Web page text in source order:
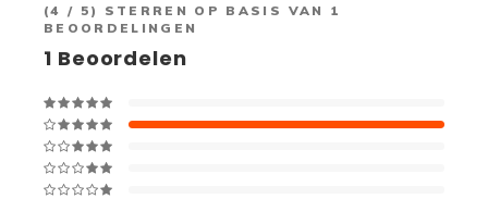
(4 / 5) STERREN OP BASIS VAN 1
BEOORDELINGEN
1 Beoordelen